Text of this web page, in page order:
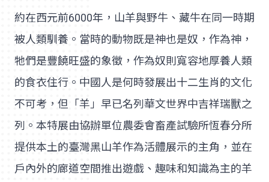
約在西元前6000年，山羊與野牛、藏牛在同一時期
被人類馴養。當時的動物既是神也是奴，作為神，
牠們是豐饒旺盛的象徵，作為奴則寬容地厚養人類
的食衣住行。中國人是何時發展出十二生肖的文化
不可考，但「羊」早已名列華文世界中吉祥瑞獸之
列。本特展由協辦單位農委會畜產試驗所恆春分所
提供本土的臺灣黑山羊作為活體展示的主角，並在
戶內外的廊道空間推出遊戲、趣味和知識為主的羊